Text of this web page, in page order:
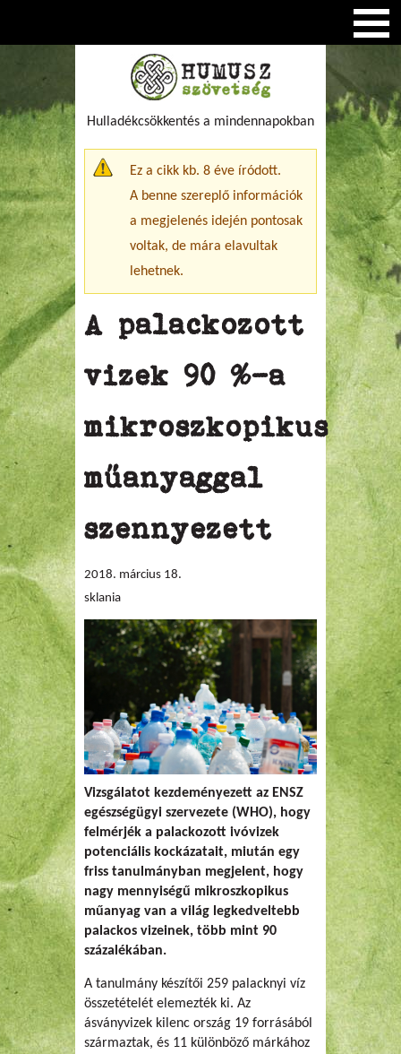
Hulladékcsökkentés a mindennapokban
Figyelmeztető üzenet
Ez a cikk kb. 8 éve íródott.
A benne szereplő információk
a megjelenés idején pontosak
voltak, de mára elavultak
lehetnek.
A palackozott
vizek 90 %-a
mikroszkopikus
műanyaggal
szennyezett
2018. március 18.
sklania
Vizsgálatot kezdeményezett az ENSZ
egészségügyi szervezete (WHO), hogy
felmérjék a palackozott ivóvizek
potenciális kockázatait, miután egy
friss tanulmányban megjelent, hogy
nagy mennyiségű mikroszkopikus
műanyag van a világ legkedveltebb
palackos vizeinek, több mint 90
százalékában.
A tanulmány készítői 259 palacknyi víz
összetételét elemezték ki. Az
ásványvizek kilenc ország 19 forrásából
származtak, és 11 különböző márkához